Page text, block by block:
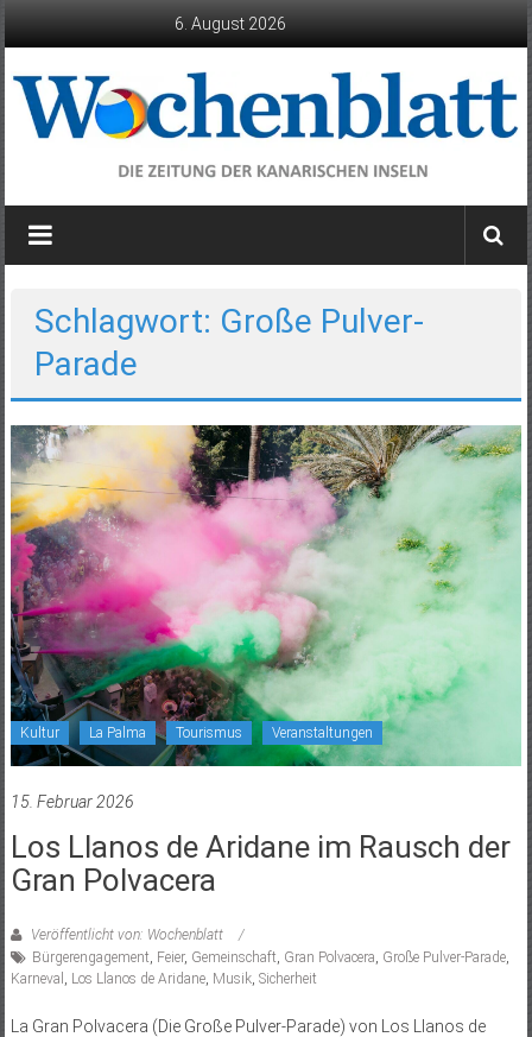
6. August 2026
Wochenblatt
die
Kanarischen
Inseln
Schlagwort: Große Pulver-
Parade
Kultur La Palma Tourismus Veranstaltungen
15. Februar 2026
Los Llanos de Aridane im Rausch der
Gran Polvacera
Veröffentlicht von: Wochenblatt
Bürgerengagement Feier, Gemeinschaft Gran Polvacera Große Pulver-Parade,
Karneval
Los Llanos de Aridane, Musik, Sicherheit
La Gran Polvacera (Die Große Pulver-Parade) von Los Llanos de